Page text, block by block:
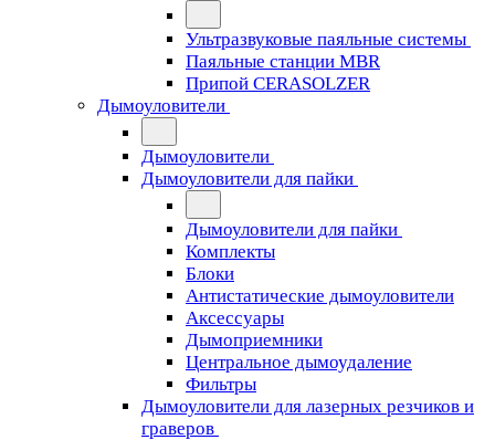
Ультразвуковые паяльные системы
Паяльные станции MBR
Припой CERASOLZER
Дымоуловители
Дымоуловители
Дымоуловители для пайки
Дымоуловители для пайки
Комплекты
Блоки
Антистатические дымоуловители
Аксессуары
Дымоприемники
Центральное дымоудаление
Фильтры
Дымоуловители для лазерных резчиков и
граверов